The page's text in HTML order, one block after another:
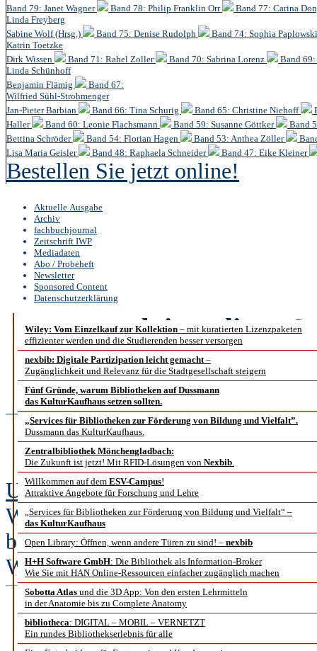
Band 79: Janet Wagner Band 78: Philip Franklin Orr
Band 77: Carina
Linda Freyberg
Sabine Wolf (Hrsg.)
Band 75: Denise Rudolph
Band 74: Sophia
Katrin Toetzke
Dirk Wissen
Band 71: Rahel Zoller Band 70: Sabrina Lorenz
Band
Linda Schünhoff
Benjamin Flämig
Band 67:
Wilfried Sühl-Strohmenger
Jan-Pieter Barbian
Band 66: Tina Schurig Band 65: Christine Niehoff
Haller
Band 60: Leonie Flachsmann Band 59: Susanne Göttker
Band
Bettina Schröder
Band 54: Florian Hagen Band 53: Anthea Zöller
Lisa Maria Geisler
Band 48: Raphaela Schneider Band 47: Eike Kleiner
Bestellen Sie jetzt online!
Aktuelle Ausgabe
Archiv
fachbuchjournal
Zeitschrift IWP
Mediadaten
Abo / Probeheft
Newsletter
Sponsored Content
Datenschutzerklärung
Wiley: Vom Einzelkauf zur Kollektion – mit kuratierten Lizenzpaketen
effizienter werden und die Studierenden besser versorgen
nexbib: Digitale Partizipation leicht gemacht–
Zugänglichkeit und Relevanz für die Stadtgesellschaft steigern
Fünf Gründe, warum Bibliotheken auf Dussmann
das KulturKaufhaus setzen sollten.
„Services für Bibliotheken zur Förderung von Bildung und Vielfalt”.
Dussmann das KulturKaufhaus.
Zentralbibliothek Mönchengladbach:
Die Zukunft ist jetzt! Mit RFID-Lösungen von Nexbib.
Willkommen auf dem ESV-Campus!
Attraktive Angebote für Forschung und Lehre
„Services für Bibliotheken zur Förderung von Bildung und Vielfalt“ –
das KulturKaufhaus
Open Library: Öffnen, wenn andere Türen zu sind! – nexbib
H+H Software GmbH: Die Bibliothek als Information-Broker
Wie Sie mit HAN Online-Ressourcen einfacher zugänglich machen
Sobotta Atlas und die 3D App: Von den ersten Lehrmitteln
in der Anatomie bis zu Complete Anatomy
bibliotheca: DIGITAL – MOBIL – VERNETZT
Ein rundes Bibliothekserlebnis für alle
b.i.t.online6 /
Schwerpunkt Swiss
Platform
Swisscovery –
Ulrike Holtkamp
Was bedeutete die Einführung
beteiligte Bibliotheken?
Wie reflektiert SLSP die
Vom Verbund IDS